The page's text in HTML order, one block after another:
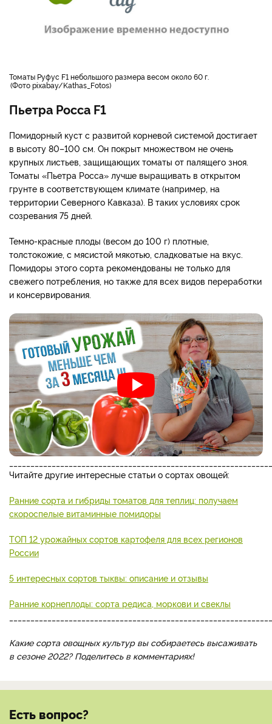
томаты Руфус F1 небольшого размера весом около 60 г.
Фото pixabay/Kathas_Fotos
Пьетра Росса F1
Помидорный куст с развитой корневой системой достигает
в высоту 80–100 см. Он покрыт множеством не очень
крупных листьев, защищающих томаты от палящего зноя.
Томаты «Пьетра Росса» лучше выращивать в открытом
грунте в соответствующем климате (например, на
территории Северного Кавказа). В таких условиях срок
созревания 75 дней.
Темно-красные плоды (весом до 100 г) плотные,
толстокожие, с мясистой мякотью, сладковатые на вкус.
Помидоры этого сорта рекомендованы не только для
свежего потребления, но также для всех видов переработки
и консервирования.
Читайте другие интересные статьи о сортах овощей:
Ранние сорта и гибриды томатов для теплиц: получаем
скороспелые витаминные помидоры
ТОП 12 урожайных сортов картофеля для всех регионов
России
5 интересных сортов тыквы: описание и отзывы
Ранние корнеплоды: сорта редиса, моркови и свеклы
Какие сорта овощных культур вы собираетесь высаживать
в сезоне 2022? Поделитесь в комментариях!
Есть вопрос?